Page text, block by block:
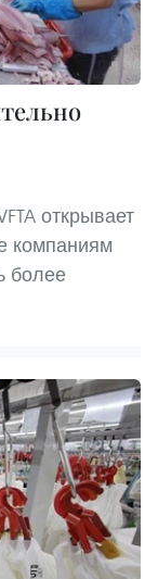
открывает
компаниям
более